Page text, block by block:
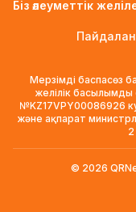
Трамп АҚШ-та
Қыркүйектен
қойылатын
УЕФА:
Біз әлеуметтік
Мерзімді баспасөз
желілік
№KZ17VPY00086926
және ақпарат
© 2026